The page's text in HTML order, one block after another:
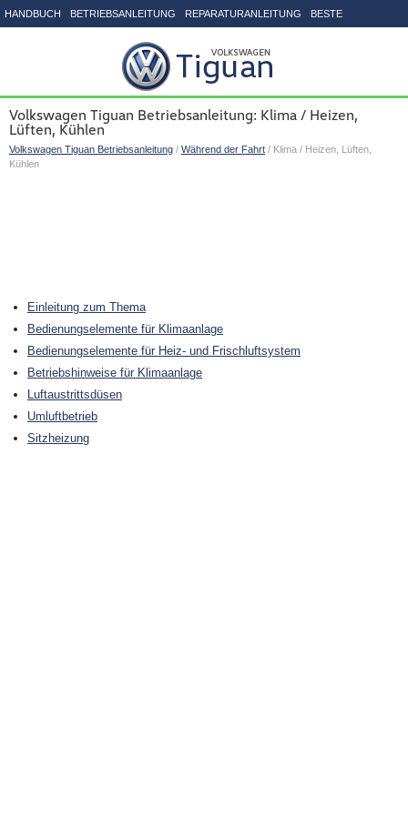
HANDBUCH BETRIEBSANLEITUNG REPARATURANLEITUNG BESTE
Volkswagen Tiguan Betriebsanleitung: Klima / Heizen,
Lüften, Kühlen
Volkswagen Tiguan Betriebsanleitung / Während der Fahrt / Klima / Heizen, Lüften,
Kühlen
Einleitung zum Thema
Bedienungselemente für Klimaanlage
Bedienungselemente für Heiz- und Frischluftsystem
Betriebshinweise für Klimaanlage
Luftaustrittsdüsen
Umluftbetrieb
Sitzheizung